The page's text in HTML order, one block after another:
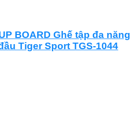
BOARD Ghế tập đa năng
Tiger Sport TGS-1044